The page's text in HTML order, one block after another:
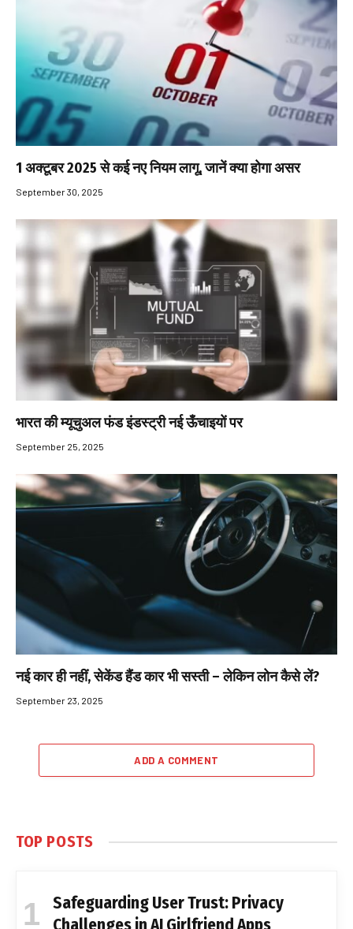
1 अक्टूबर 2025 से कई नए नियम लागू, जानें क्या होगा असर
September 30, 2025
भारत की म्यूचुअल फंड इंडस्ट्री नई ऊँचाइयों पर
September 25, 2025
नई कार ही नहीं, सेकेंड हैंड कार भी सस्ती – लेकिन लोन कैसे लें?
September 23, 2025
ADD A COMMENT
TOP POSTS
Safeguarding User Trust: Privacy